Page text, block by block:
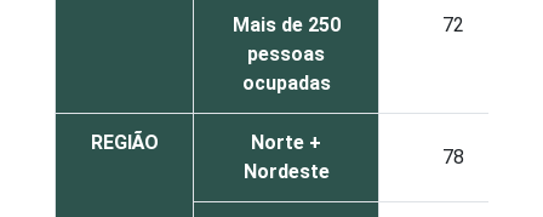
Mais de 250
pessoas
ocupadas
72
REGIÃO
Norte +
Nordeste
78